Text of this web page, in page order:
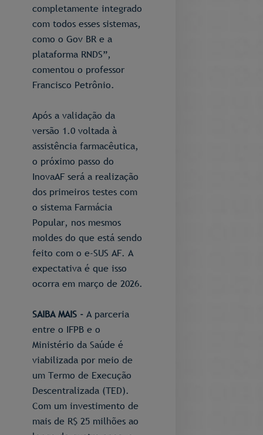
completamente integrado
com todos esses sistemas,
como o Gov BR e a
plataforma RNDS”,
comentou o professor
Francisco Petrônio.
Após a validação da
versão 1.0 voltada à
assistência farmacêutica,
o próximo passo do
InovaAF será a realização
dos primeiros testes com
o sistema Farmácia
Popular, nos mesmos
moldes do que está sendo
feito com o e-SUS AF. A
expectativa é que isso
ocorra em março de 2026.
SAIBA MAIS - A parceria
entre o IFPB e o
Ministério da Saúde é
viabilizada por meio de
um Termo de Execução
Descentralizada (TED).
Com um investimento de
mais de R$ 25 milhões ao